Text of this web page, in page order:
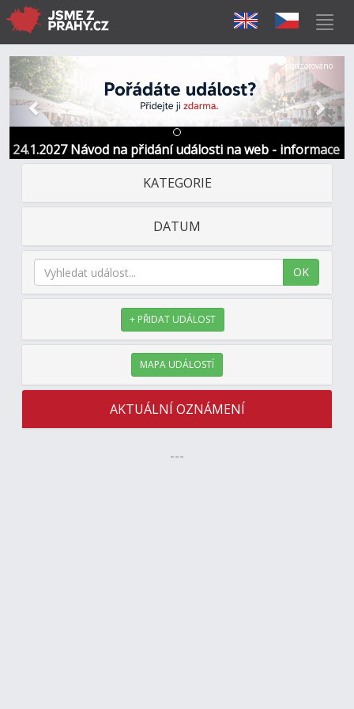
24.1.2027 Návod na přidání události na web - informace
a kontakt
Předchozí Další
Sponzorováno
KATEGORIE
DATUM
OK
+ PŘIDAT UDÁLOST
MAPA UDÁLOSTÍ
AKTUÁLNÍ OZNÁMENÍ
---